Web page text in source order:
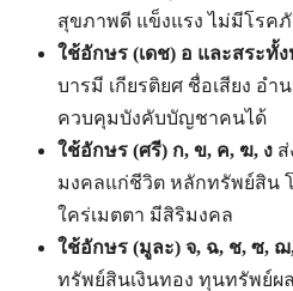
สุขภาพดี แข็งแรง ไม่มีโรคภั
ใช้อักษร (เดช) อ และสระทั้
บารมี เกียรติยศ ชื่อเสียง อำ
ควบคุมบังคับบัญชาคนได้
ใช้อักษร (ศรี) ก, ข, ค, ฆ, ง ส่
มงคลแก่ชีวิต หลักทรัพย์สิน
ใคร่เมตตา มีสิริมงคล
ใช้อักษร (มูละ) จ, ฉ, ช, ซ, ฌ
ทรัพย์สินเงินทอง ทุนทรัพย์